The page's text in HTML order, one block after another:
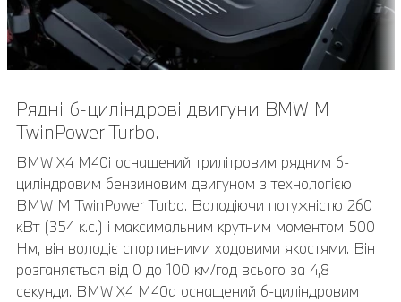
Рядні 6-циліндрові двигуни BMW M
TwinPower Turbo.
BMW X4 M40i оснащений трилітровим рядним 6-
циліндровим бензиновим двигуном з технологією
BMW M TwinPower Turbo. Володіючи потужністю 260
кВт (354 к.с.) і максимальним крутним моментом 500
Нм, він володіє спортивними ходовими якостями. Він
розганяється від 0 до 100 км/год всього за 4,8
секунди. BMW X4 M40d оснащений 6-циліндровим
Передні фари BMW Individual Shadow Line.
Фари M Shadow Line з хромованими елементами
чорного кольору надають основним фарам
спортивний вигляд Темні деталі ідеально доповнюють
опціонально доступну комплектацію глянцевих
елементів M Shadow Line з розширеним оснащенням.